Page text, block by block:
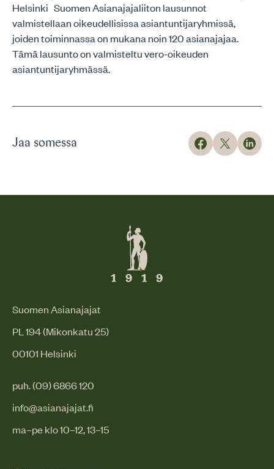
Helsinki Suomen Asianajajaliiton lausunnot
valmistellaan oikeudellisissa asiantuntijaryhmissä,
joiden toiminnassa on mukana noin 120 asianajajaa.
Tämä lausunto on valmisteltu vero-oikeuden
asiantuntijaryhmässä.
Jaa somessa
Suomen Asianajajat
PL 194 (Mikonkatu 25)
00101 Helsinki
puh. (09) 6866 120
info@asianajajat.fi
ma–pe klo 10–12, 13–15